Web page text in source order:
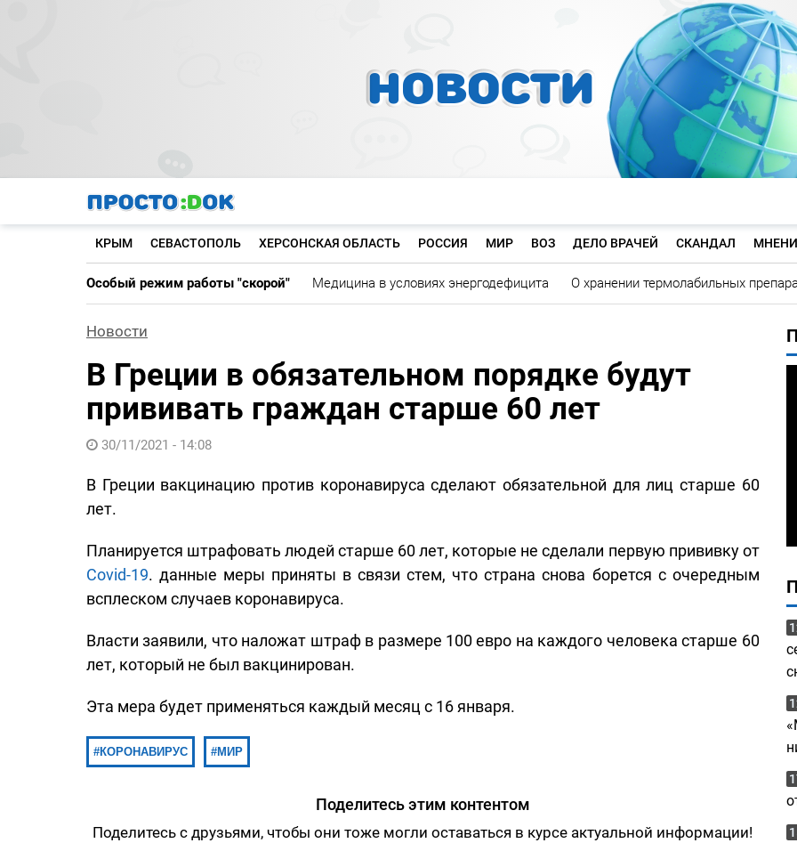
КРЫМ СЕВАСТОПОЛЬ ХЕРСОНСКАЯ ОБЛАСТЬ РОССИЯ МИР ВОЗ ДЕЛО ВРАЧЕЙ СКАНДАЛ
Особый режим работы "скорой" Медицина в условиях энергодефицита О хранении термолабильных
Новости
В Греции в обязательном порядке будут
прививать граждан старше 60 лет
30/11/2021 - 14:08
В Греции вакцинацию против коронавируса сделают обязательной для лиц старше 60
лет.
Планируется штрафовать людей старше 60 лет, которые не сделали первую прививку от
Covid-19. данные меры приняты в связи стем, что страна снова борется с очередным
всплеском случаев коронавируса.
Власти заявили, что наложат штраф в размере 100 евро на каждого человека старше 60
лет, который не был вакцинирован.
Эта мера будет применяться каждый месяц с 16 января.
КОРОНАВИРУС МИР
Поделитесь этим контентом
Поделитесь с друзьями, чтобы они тоже могли оставаться в курсе актуальной информации!